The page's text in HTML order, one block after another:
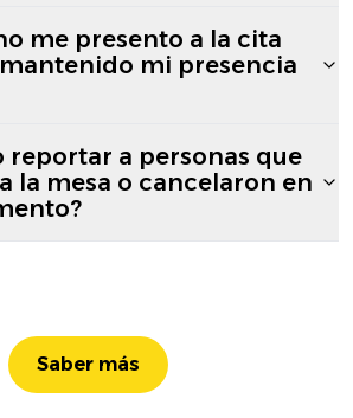
me presento a la cita
mi presencia
reportar a personas que
la mesa o cancelaron en
Saber más